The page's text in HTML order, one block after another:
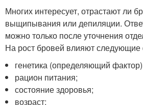
Многих интересует, отрастают ли
выщипывания или депиляции.
можно только после уточнения
На рост бровей влияют
генетика (определяющий
рацион питания;
состояние здоровья;
возраст;